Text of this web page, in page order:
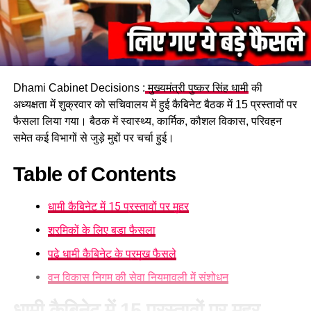
हादसे के बाद पुलिस ने दुर्घटना में शामिल मिक्सर ट्रैक्टर को अपने कब्जे में
ले लिया है। पुलिस ने चालक को भी हिरासत में लेकर मामले की जांच शुरू
कर दी है।
फिलहाल पुलिस हादसे के कारणों का पता लगाने में जुटी है। दुर्घटना किस
परिस्थिति में हुई और टक्कर के समय वाहन की गति कितनी थी, इन सभी
पहलुओं की जांच की जा रही है।
Dhami Cabinet Decisions : मुख्यमंत्री पुष्कर सिंह धामीकी
अध्यक्षता में शुक्रवार को सचिवालय में हुई कैबिनेट बैठक में 15 प्रस्तावों पर
फैसला लिया गया। बैठक में स्वास्थ्य, कार्मिक, कौशल विकास, परिवहन
समेत कई विभागों से जुड़े मुद्दों पर चर्चा हुई।
Table of Contents
धामी कैबिनेट में 15 प्रस्तावों पर मुहर
श्रमिकों के लिए बड़ा फैसला
पढ़े धामी कैबिनेट के प्रमुख फैसले
वन विकास निगम की सेवा नियमावली में संशोधन